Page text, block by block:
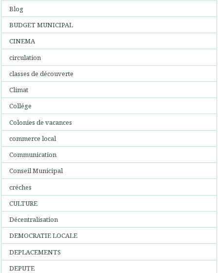
Blog
BUDGET MUNICIPAL
CINEMA
circulation
classes de découverte
Climat
Collége
Colonies de vacances
commerce local
Communication
Conseil Municipal
créches
CULTURE
Décentralisation
DEMOCRATIE LOCALE
DEPLACEMENTS
DEPUTE